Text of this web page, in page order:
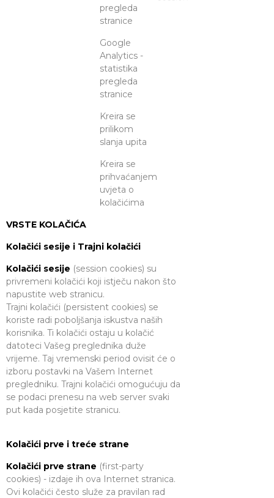
pregleda
stranice
Google
Analytics -
statistika
pregleda
stranice
Kreira se
prilikom
slanja upita
Kreira se
prihvaćanjem
uvjeta o
kolačićima
VRSTE KOLAČIĆA
Kolačići sesije i Trajni kolačići
Kolačići sesije (session cookies) su
privremeni kolačići koji istječu nakon što
napustite web stranicu.
Trajni kolačići (persistent cookies) se
koriste radi poboljšanja iskustva naših
korisnika. Ti kolačići ostaju u kolačić
datoteci Vašeg preglednika duže
vrijeme. Taj vremenski period ovisit će o
izboru postavki na Vašem Internet
pregledniku. Trajni kolačići omogućuju da
se podaci prenesu na web server svaki
put kada posjetite stranicu.
Kolačići prve i treće strane
Kolačići prve strane (first-party
cookies) - izdaje ih ova Internet stranica.
Ovi kolačići često služe za pravilan rad